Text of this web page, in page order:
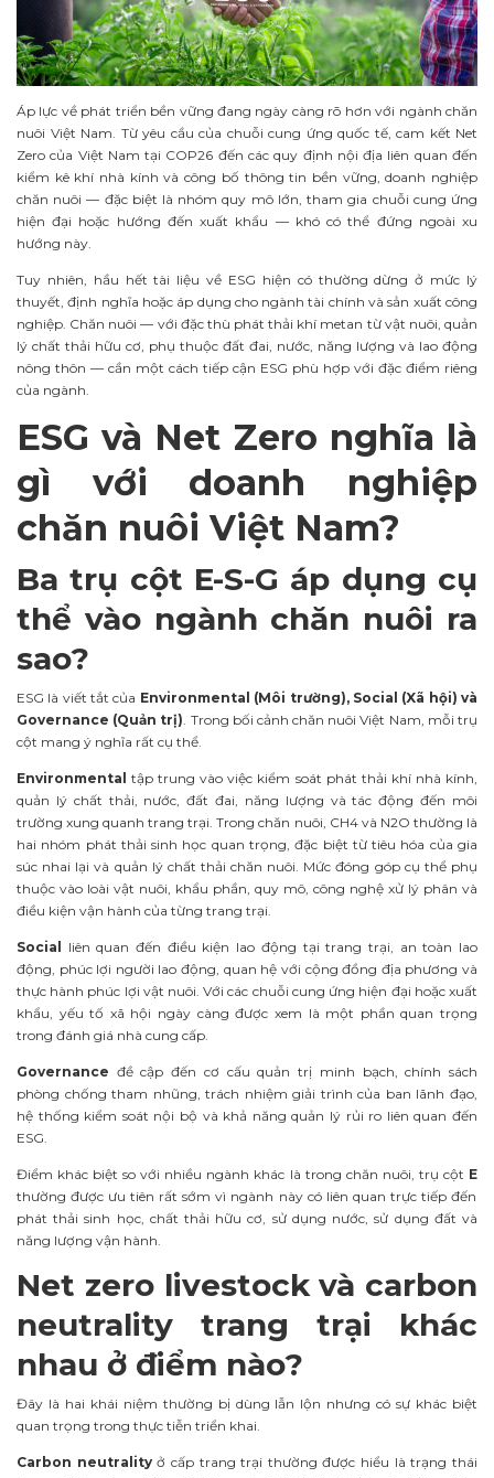
Áp lực về phát triển bền vững đang ngày càng rõ hơn với ngành chăn
nuôi Việt Nam. Từ yêu cầu của chuỗi cung ứng quốc tế, cam kết Net
Zero của Việt Nam tại COP26 đến các quy định nội địa liên quan đến
kiểm kê khí nhà kính và công bố thông tin bền vững, doanh nghiệp
chăn nuôi — đặc biệt là nhóm quy mô lớn, tham gia chuỗi cung ứng
hiện đại hoặc hướng đến xuất khẩu — khó có thể đứng ngoài xu
hướng này.
Tuy nhiên, hầu hết tài liệu về ESG hiện có thường dừng ở mức lý
thuyết, định nghĩa hoặc áp dụng cho ngành tài chính và sản xuất công
nghiệp. Chăn nuôi — với đặc thù phát thải khí metan từ vật nuôi, quản
lý chất thải hữu cơ, phụ thuộc đất đai, nước, năng lượng và lao động
nông thôn — cần một cách tiếp cận ESG phù hợp với đặc điểm riêng
của ngành.
ESG và Net Zero nghĩa là
gì với doanh nghiệp
chăn nuôi Việt Nam?
Ba trụ cột E-S-G áp dụng cụ
thể vào ngành chăn nuôi ra
sao?
ESG là viết tắt của Environmental (Môi trường), Social (Xã hội) và
Governance (Quản trị). Trong bối cảnh chăn nuôi Việt Nam, mỗi trụ
cột mang ý nghĩa rất cụ thể.
Environmental tập trung vào việc kiểm soát phát thải khí nhà kính,
quản lý chất thải, nước, đất đai, năng lượng và tác động đến môi
trường xung quanh trang trại. Trong chăn nuôi, CH4 và N2O thường là
hai nhóm phát thải sinh học quan trọng, đặc biệt từ tiêu hóa của gia
súc nhai lại và quản lý chất thải chăn nuôi. Mức đóng góp cụ thể phụ
thuộc vào loài vật nuôi, khẩu phần, quy mô, công nghệ xử lý phân và
điều kiện vận hành của từng trang trại.
Social
liên quan đến điều kiện lao động tại trang trại, an toàn lao
động, phúc lợi người lao động, quan hệ với cộng đồng địa phương và
thực hành phúc lợi vật nuôi. Với các chuỗi cung ứng hiện đại hoặc xuất
khẩu, yếu tố xã hội ngày càng được xem là một phần quan trọng
trong đánh giá nhà cung cấp.
Governance đề cập đến cơ cấu quản trị minh bạch, chính sách
phòng chống tham nhũng, trách nhiệm giải trình của ban lãnh đạo,
hệ thống kiểm soát nội bộ và khả năng quản lý rủi ro liên quan đến
ESG.
Điểm khác biệt so với nhiều ngành khác là trong chăn nuôi, trụ cột E
thường được ưu tiên rất sớm vì ngành này có liên quan trực tiếp đến
phát thải sinh học, chất thải hữu cơ, sử dụng nước, sử dụng đất và
năng lượng vận hành.
Net zero livestock và carbon
neutrality trang trại khác
nhau ở điểm nào?
Đây là hai khái niệm thường bị dùng lẫn lộn nhưng có sự khác biệt
quan trọng trong thực tiễn triển khai.
Carbon neutralityở cấp trang trại thường được hiểu là trạng thái